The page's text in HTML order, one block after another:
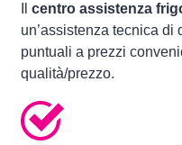
centro assistenza
un’assistenza tecnica di
puntuali a prezzi
qualità/prezzo.